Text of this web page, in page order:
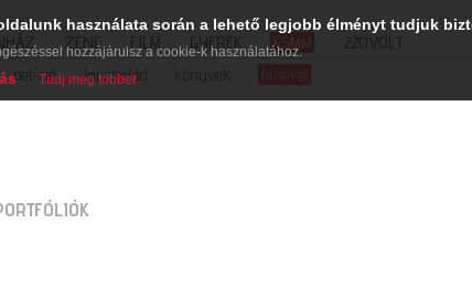
ZENE FILM GYEREK KSMM
220VOLT
petíció lapcsalád könyvek hírlevél
használata során a lehető legjobb élményt tudjuk
hozzájárulsz a cookie-k használatához.
Tudj meg többet